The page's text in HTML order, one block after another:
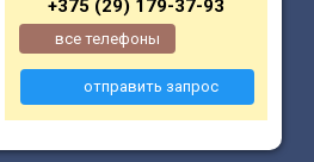
+375 (29) 179-37-93
все телефоны
отправить запрос